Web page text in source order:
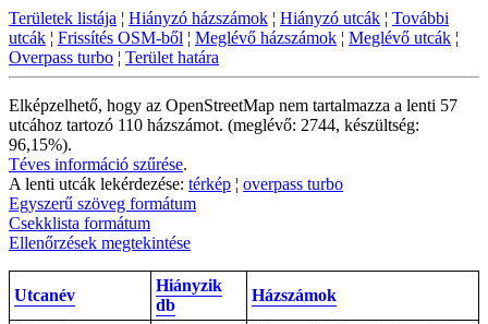
Területek listája ¦ Hiányzó házszámok ¦ Hiányzó utcák ¦ További
utcák ¦ Frissítés OSM-ből ¦ Meglévő házszámok ¦ Meglévő utcák ¦
Overpass turbo ¦ Terület határa
Elképzelhető, hogy az OpenStreetMap nem tartalmazza a lenti 57
utcához tartozó 110 házszámot. (meglévő: 2744, készültség:
96,15%).
Téves információ szűrése.
A lenti utcák lekérdezése: térkép ¦ overpass turbo
Egyszerű szöveg formátum
Csekklista formátum
Ellenőrzések megtekintése
Utcanév
Hiányzik
db
Házszámok